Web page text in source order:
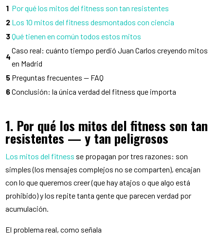
1 Por qué los mitos del fitness son tan resistentes
2 Los 10 mitos del fitness desmontados con ciencia
3Qué tienen en común todos estos mitos
4
Caso real: cuánto tiempo perdió Juan Carlos creyendo mitos
en Madrid
5 Preguntas frecuentes — FAQ
6Conclusión: la única verdad del fitness que importa
1. Por qué los mitos del fitness son tan
resistentes — y tan peligrosos
Los mitos del fitness se propagan por tres razones: son
simples (los mensajes complejos no se comparten), encajan
con lo que queremos creer (que hay atajos o que algo está
prohibido) y los repite tanta gente que parecen verdad por
acumulación.
El problema real, como señala